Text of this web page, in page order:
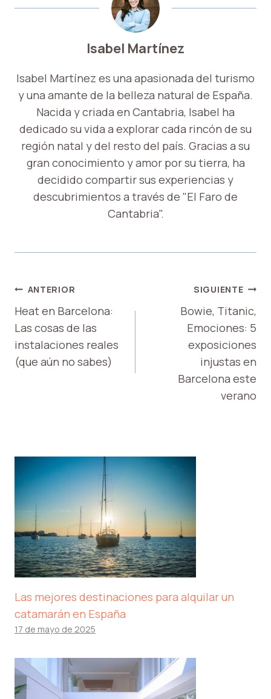
Isabel Martínez
Isabel Martínez es una apasionada del turismo
y una amante de la belleza natural de España.
Nacida y criada en Cantabria, Isabel ha
dedicado su vida a explorar cada rincón de su
región natal y del resto del país. Gracias a su
gran conocimiento y amor por su tierra, ha
decidido compartir sus experiencias y
descubrimientos a través de "El Faro de
Cantabria".
NAVEGACIÓN
DE
ENTRADAS
ANTERIOR
Heat en Barcelona:
Las cosas de las
instalaciones reales
(que aún no sabes)
SIGUIENTE
Bowie, Titanic,
Emociones: 5
exposiciones
injustas en
Barcelona este
verano
Las mejores destinaciones para alquilar un
catamarán en España
17 de mayo de 2025